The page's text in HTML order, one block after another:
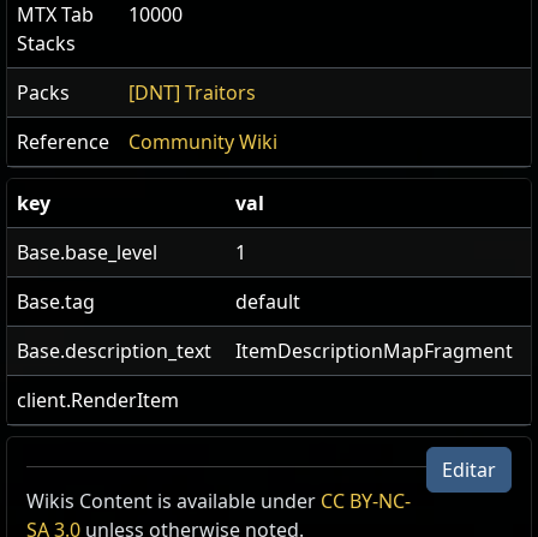
MTX Tab
Stacks
10000
Packs
[DNT] Traitors
Reference
Community Wiki
key
val
Base.base_level
1
Base.tag
default
Base.description_text
ItemDescriptionMapFragment
client.RenderItem
US Realm Economy Wiki
Editar
Wikis Content is available under CC BY-NC-
SA 3.0 unless otherwise noted.